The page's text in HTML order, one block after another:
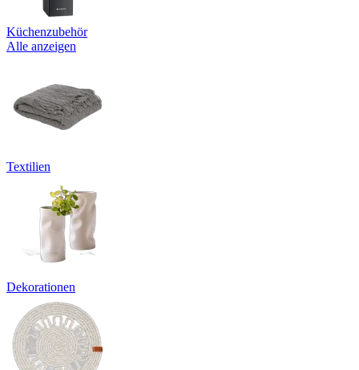
Küchenzubehör
Alle anzeigen
Textilien
Dekorationen